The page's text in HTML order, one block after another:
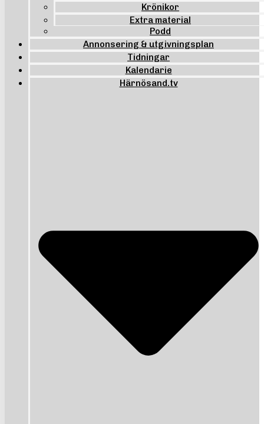
Krönikor
Extra material
Podd
Annonsering & utgivningsplan
Tidningar
Kalendarie
Härnösand.tv